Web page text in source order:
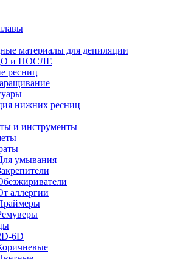
материалы для депиляции
и ПОСЛЕ
ресниц
нижних ресниц
и инструменты
умывания
аллергии
6D